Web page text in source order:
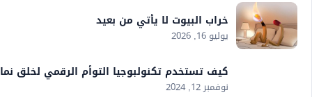
خراب البيوت لا يأتي من بعيد
يوليو 16, 2026
كيف تستخدم تكنولبوجيا التوأم الرقمي لخلق
نوفمبر 12, 2024